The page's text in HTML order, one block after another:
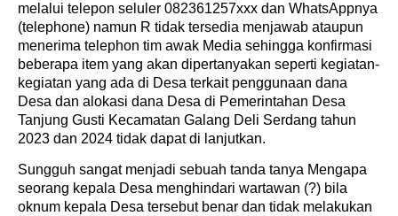
melalui telepon seluler 082361257xxx dan WhatsAppnya
(telephone) namun R tidak tersedia menjawab ataupun
menerima telephon tim awak Media sehingga konfirmasi
beberapa item yang akan dipertanyakan seperti kegiatan-
kegiatan yang ada di Desa terkait penggunaan dana
Desa dan alokasi dana Desa di Pemerintahan Desa
Tanjung Gusti Kecamatan Galang Deli Serdang tahun
2023 dan 2024 tidak dapat di lanjutkan.
Sungguh sangat menjadi sebuah tanda tanya Mengapa
seorang kepala Desa menghindari wartawan (?) bila
oknum kepala Desa tersebut benar dan tidak melakukan